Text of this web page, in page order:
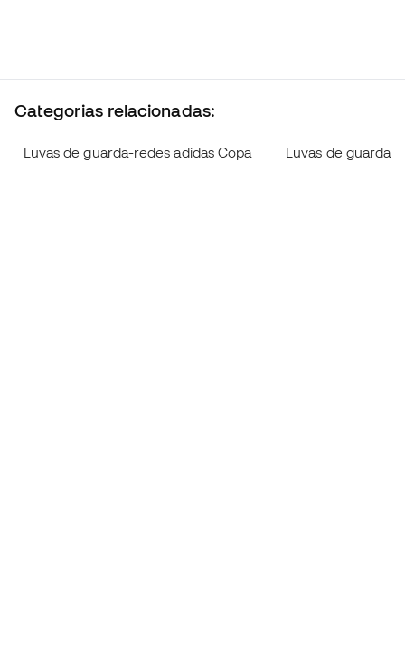
Categorias relacionadas:
Luvas de guarda-redes adidas Copa Luvas de guarda-